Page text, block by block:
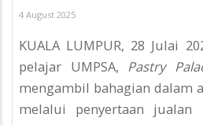
4 August 2025
KUALA LUMPUR, 28 Julai
pelajar UMPSA, Pastry
mengambil bahagian dalam
melalui penyertaan